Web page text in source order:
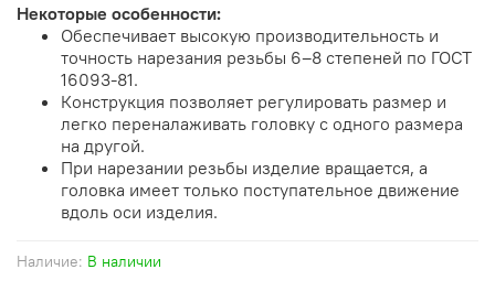
Наличие: В наличии
Некоторые особенности:
Обеспечивает высокую производительность и
точность нарезания резьбы 6–8 степеней по ГОСТ
16093-81.
Конструкция позволяет регулировать размер и
легко переналаживать головку с одного размера
на другой.
При нарезании резьбы изделие вращается, а
головка имеет только поступательное движение
вдоль оси изделия.